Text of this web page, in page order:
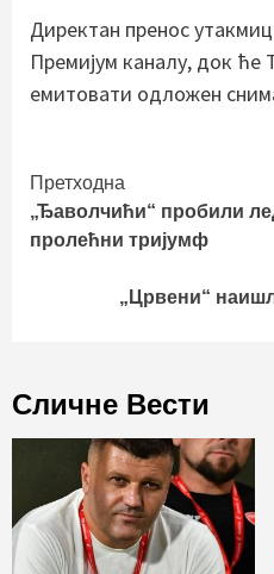
Директан пренос
Премијум каналу, док ће
емитовати одложен
Continue
Reading
Претходна
„Ђаволчићи“ пробили
пролећни тријумф
„Црвени“
Сличне Вести